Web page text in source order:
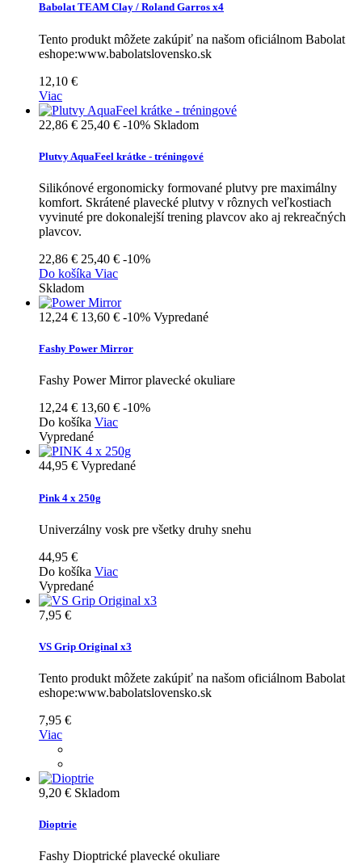
Babolat TEAM Clay / Roland Garros x4
Tento produkt môžete zakúpiť na našom oficiálnom Babolat
eshope:www.babolatslovensko.sk
12,10 €
Viac
22,86 € 25,40 € -10% Skladom
Plutvy AquaFeel krátke - tréningové
Silikónové ergonomicky formované plutvy pre maximálny
komfort. Skrátené plavecké plutvy v rôznych veľkostiach
vyvinuté pre dokonalejší trening plavcov ako aj rekreačných
plavcov.
22,86 € 25,40 € -10%
Do košíka Viac
Skladom
12,24 € 13,60 € -10% Vypredané
Fashy Power Mirror
Fashy Power Mirror plavecké okuliare
12,24 € 13,60 € -10%
Do košíka Viac
Vypredané
44,95 € Vypredané
Pink 4 x 250g
Univerzálny vosk pre všetky druhy snehu
44,95 €
Do košíka Viac
Vypredané
7,95 €
VS Grip Original x3
Tento produkt môžete zakúpiť na našom oficiálnom Babolat
eshope:www.babolatslovensko.sk
7,95 €
Viac
9,20 € Skladom
Dioptrie
Fashy Dioptrické plavecké okuliare